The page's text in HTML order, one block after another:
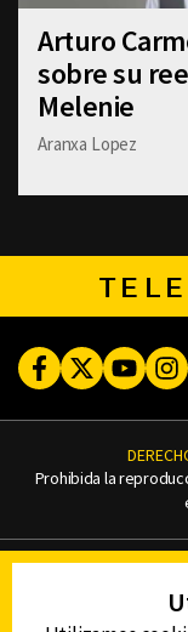
Arturo
sobre su
Melenie
Aranxa Lopez
FacebookTwitter
Prohibida la